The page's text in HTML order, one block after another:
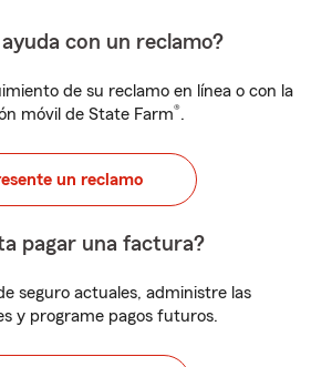
con un reclamo?
de su reclamo en línea o con la
móvil de State Farm®.
un reclamo
pagar una factura?
seguro actuales, administre las
y programe pagos futuros.